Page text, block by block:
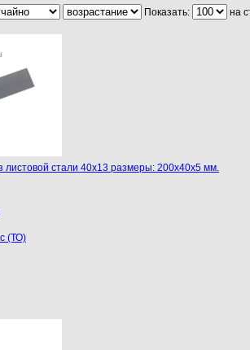
Показать:
на
листовой стали 40х13 размеры: 200х40х5 мм.
(ТО)